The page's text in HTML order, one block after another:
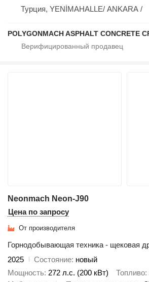
Турция, YENİMAHALLE/ ANKARA /
Neonmach Neon-J90
Цена по запросу
От производителя
Горнодобывающая техника - щековая
2025
Состояние новый
Мощность 272 л.с. (200 кВт) Топливо